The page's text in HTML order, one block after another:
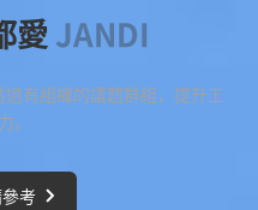
愛JANDI
有組織的議題群組，提升工
。
考